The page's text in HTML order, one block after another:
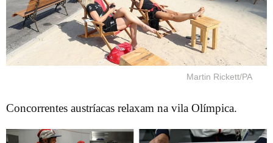
Martin Rickett/PA
Concorrentes austríacas relaxam na vila Olímpica.